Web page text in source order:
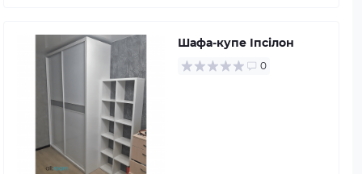
Шафа-купе Іпсілон
0